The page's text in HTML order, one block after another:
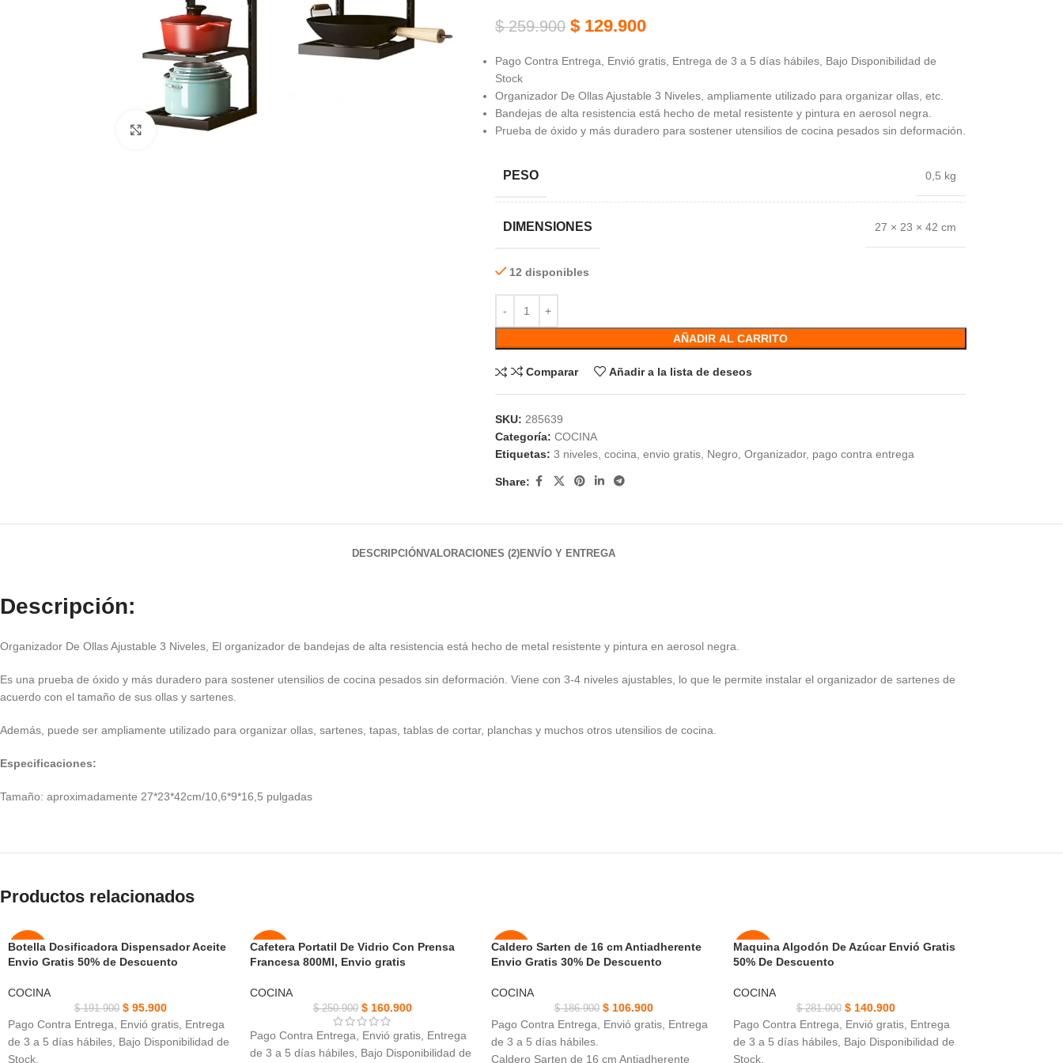
Haga Clic Para Ampliar
$259.900 $129.900
Pago Contra Entrega, Envió gratis, Entrega de 3 a 5 días hábiles, Bajo Disponibilidad de
Stock
Organizador De Ollas Ajustable 3 Niveles, ampliamente utilizado para organizar ollas, etc.
Bandejas de alta resistencia está hecho de metal resistente y pintura en aerosol negra.
Prueba de óxido y más duradero para sostener utensilios de cocina pesados ​​sin deformación.
PESO 0,5 kg
DIMENSIONES 27 × 23 × 42 cm
12 disponibles
AÑADIR AL CARRITO
Comparar Añadir a la lista de deseos
SKU: 285639
Categoría: COCINA
Etiquetas: 3 niveles, cocina, envio gratis, Negro, Organizador, pago contra entrega
Share:
DESCRIPCIÓNVALORACIONES (2)ENVÍO Y ENTREGA
Descripción:
Organizador De Ollas Ajustable 3 Niveles, El organizador de bandejas de alta resistencia está hecho de metal resistente y pintura en aerosol negra.
Es una prueba de óxido y más duradero para sostener utensilios de cocina pesados ​​sin deformación. Viene con 3-4 niveles ajustables, lo que le permite instalar el organizador de sartenes de
acuerdo con el tamaño de sus ollas y sartenes.
Además, puede ser ampliamente utilizado para organizar ollas, sartenes, tapas, tablas de cortar, planchas y muchos otros utensilios de cocina.
Especificaciones:
Tamaño: aproximadamente 27*23*42cm/10,6*9*16,5 pulgadas
Productos relacionados
-50%
NUEVO
Botella Dosificadora Dispensador Aceite
Envio Gratis 50% de Descuento
COCINA
$191.900 $ 95.900
Pago Contra Entrega, Envió gratis, Entrega
de 3 a 5 días hábiles, Bajo Disponibilidad de
Stock.
-36%
ADO
NUEVO
Cafetera Portatil De Vidrio Con Prensa
Francesa 800Ml, Envio gratis
COCINA
$250.900 $160.900
Pago Contra Entrega, Envió gratis, Entrega
de 3 a 5 días hábiles, Bajo Disponibilidad de
-43%
ADO
NUEVO
Caldero Sarten de 16 cm Antiadherente
Envio Gratis 30% De Descuento
COCINA
$186.900 $ 106.900
Pago Contra Entrega, Envió gratis, Entrega
de 3 a 5 días hábiles.
Caldero Sarten de 16 cm Antiadherente
-50%
NUEVO
Maquina Algodón De Azúcar Envió Gratis
50% De Descuento
COCINA
$281.000 $140.900
Pago Contra Entrega, Envió gratis, Entrega
de 3 a 5 días hábiles, Bajo Disponibilidad de
Stock.